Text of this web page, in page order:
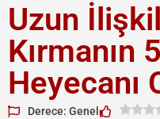
Uzun
Kırmanın
Heyecanı
Derece: Genel